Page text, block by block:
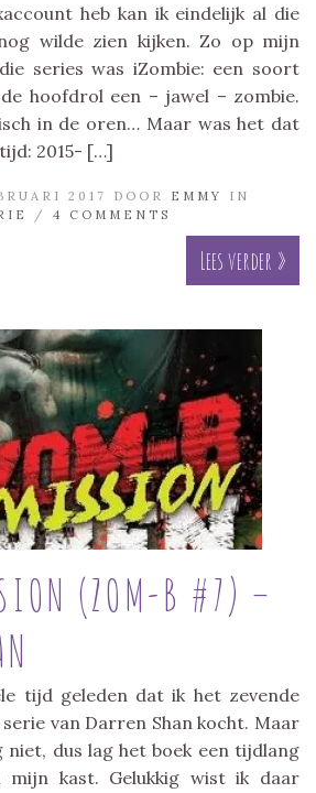
heb kan ik eindelijk al die
wilde zien kijken. Zo op mijn
series was iZombie: een soort
hoofdrol een – jawel – zombie.
in de oren… Maar was het dat
2015- […]
2017 DOOR EMMY
IN
/ 4 COMMENTS
Lees verder »
(ZOM-B #7) –
tijd geleden dat ik het zevende
van Darren Shan kocht. Maar
niet, dus lag het boek een tijdlang
kast. Gelukkig wist ik daar